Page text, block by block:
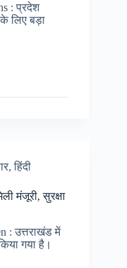
: प्रदेश
लिए बड़ा
,हिंदी
मंजूरी, सुरक्षा
: उत्तराखंड में
गया है।